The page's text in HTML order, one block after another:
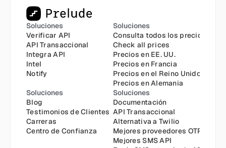
Soluciones
Verificar API
API Transaccional
Integra API
Intel
Notify
Soluciones
Consulta todos los precios
Check all prices
Precios en EE. UU.
Precios en Francia
Precios en el Reino Unido
Precios en Alemania
Soluciones
Blog
Testimonios de Clientes
Carreras
Centro de Confianza
Soluciones
Documentación
API Transaccional
Alternativa a Twilio
Mejores proveedores OTP
Mejores SMS API